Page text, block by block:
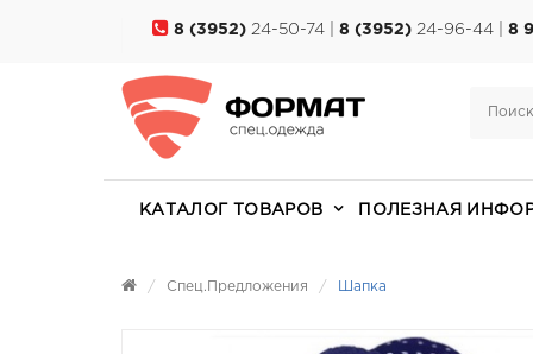
8 (3952) 24-50-74 | 8 (3952) 24-96-44 | 8
КАТАЛОГ ТОВАРОВ ПОЛЕЗНАЯ
Спец.предложения Шапка